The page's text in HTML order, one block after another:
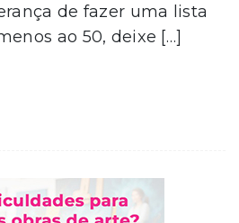
de fazer uma lista
ao 50, deixe […]